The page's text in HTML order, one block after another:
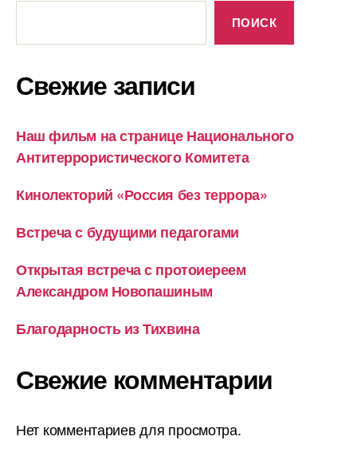
ПОИСК
Свежие записи
Наш фильм на странице Национального
Антитеррористического Комитета
Кинолекторий «Россия без террора»
Встреча с будущими педагогами
Открытая встреча с протоиереем
Александром Новопашиным
Благодарность из Тихвина
Свежие комментарии
Нет комментариев для просмотра.